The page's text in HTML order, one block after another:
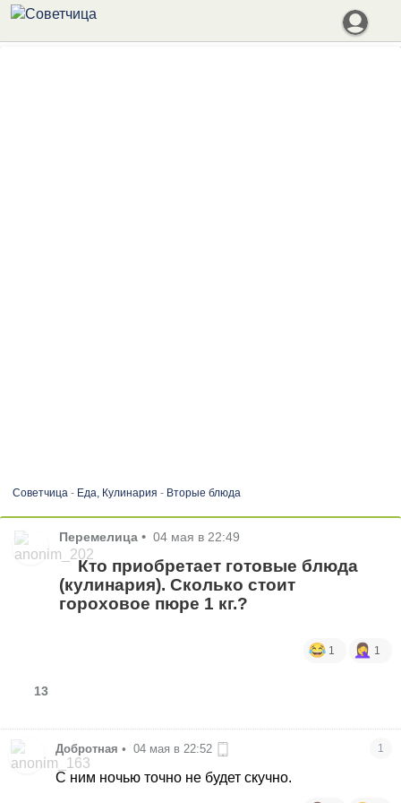
Советчица- Еда, Кулинария - Вторые блюда
Перемелица • 04 мая в 22:49
Кто приобретает готовые блюда
(кулинария). Сколько стоит
гороховое пюре 1 кг.?
1 1
13
Добротная • 04 мая в 22:52 1
С ним ночью точно не будет скучно.